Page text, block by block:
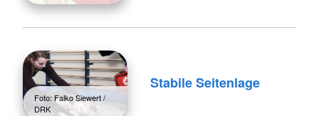
Foto: Falko Siewert /
DRK
Stabile Seitenlage